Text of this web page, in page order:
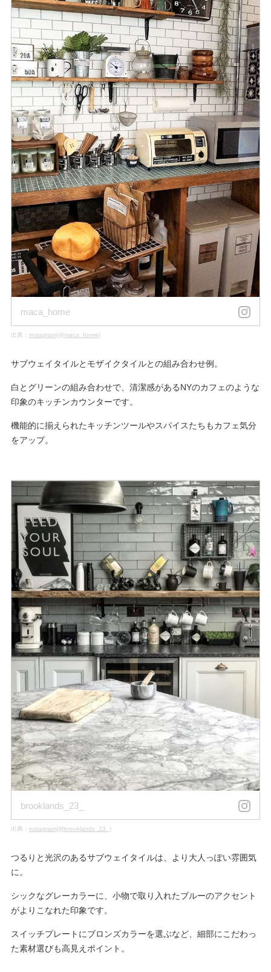
maca_home
出典： instagram(@maca_home)
サブウェイタイルとモザイクタイルとの組み合わせ例。
白とグリーンの組み合わせで、清潔感があるNYのカフェのような
印象のキッチンカウンターです。
機能的に揃えられたキッチンツールやスパイスたちもカフェ気分
をアップ。
brooklands_23_
出典： instagram(@brooklands_23_)
つるりと光沢のあるサブウェイタイルは、より大人っぽい雰囲気
に。
シックなグレーカラーに、小物で取り入れたブルーのアクセント
がよりこなれた印象です。
スイッチプレートにブロンズカラーを選ぶなど、細部にこだわっ
た素材選びも高見えポイント。